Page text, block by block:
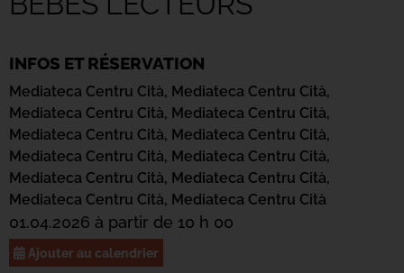
INFOS ET RÉSERVATION
Mediateca Centru Cità, Mediateca Centru Cità,
Mediateca Centru Cità, Mediateca Centru Cità,
Mediateca Centru Cità, Mediateca Centru Cità,
Mediateca Centru Cità, Mediateca Centru Cità,
Mediateca Centru Cità, Mediateca Centru Cità,
Mediateca Centru Cità, Mediateca Centru Cità
01.04.2026 à partir de 10 h 00
Ajouter au calendrier